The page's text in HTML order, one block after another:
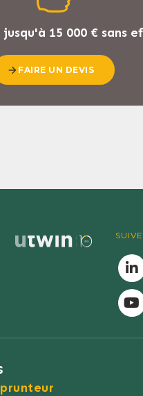
jusqu'à 15 000 € sans
FAIRE UN DEVIS